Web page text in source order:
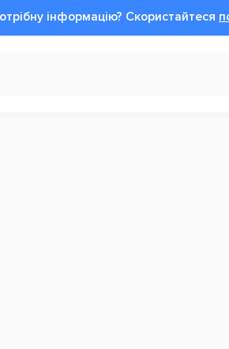
інформацію? Cкористайтеся